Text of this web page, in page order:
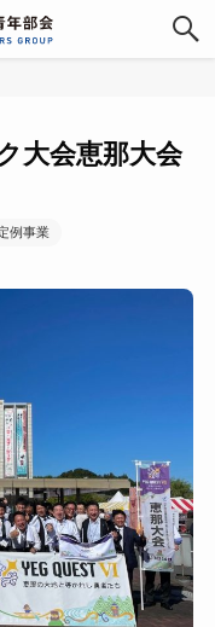
大会恵那大会
例事業